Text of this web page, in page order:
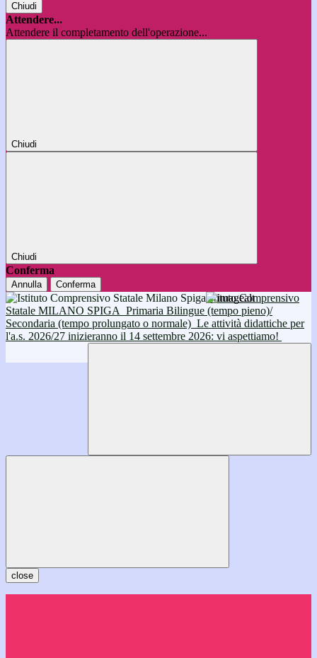
Chiudi
Attendere...
Attendere il completamento dell'operazione...
Chiudi
Chiudi
Conferma
Annulla Conferma
Istituto Comprensivo
Statale MILANO SPIGA Primaria Bilingue (tempo pieno)/
Secondaria (tempo prolungato o normale) Le attività didattiche per
l'a.s. 2026/27 inizieranno il 14 settembre 2026: vi aspettiamo!
close